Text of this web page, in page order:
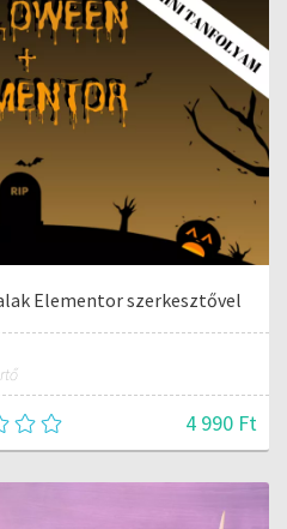
Elementor szerkesztővel
4 990 Ft